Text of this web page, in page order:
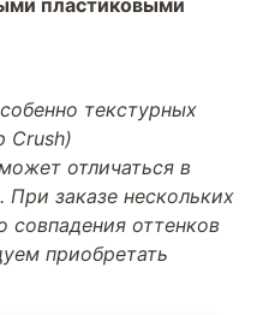
пластиковыми
текстурных
Crush)
отличаться в
заказе нескольких
совпадения оттенков
приобретать